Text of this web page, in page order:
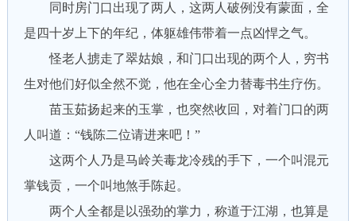
同时房门口出现了两人，这两人破例没有蒙面，全
是四十岁上下的年纪，体躯雄伟带着一点凶悍之气。
怪老人掳走了翠姑娘，和门口出现的两个人，穷书
生对他们好似全然不觉，他在全心全力替毒书生疗伤。
苗玉茹扬起来的玉掌，也突然收回，对着门口的两
人叫道：“钱陈二位请进来吧！”
这两个人乃是马岭关毒龙冷残的手下，一个叫混元
掌钱贡，一个叫地煞手陈起。
两个人全都是以强劲的掌力，称道于江湖，也算是